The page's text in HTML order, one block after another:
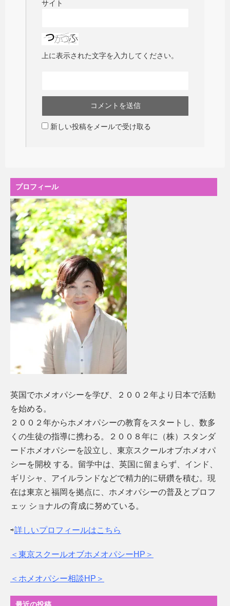
サイト
上に表示された文字を入力してください。
新しい投稿をメールで受け取る
プロフィール
英国でホメオパシーを学び、２００２年より日本で活動
を始める。
２００２年からホメオパシーの教育をスタートし、数多
くの生徒の指導に携わる。２００８年に（株）スタンダ
ードホメオパシーを設立し、東京スクールオブホメオパ
シーを開校 する。留学中は、英国に留まらず、インド、
ギリシャ、アイルランドなどで精力的に研鑽を積む。現
在は東京と福岡を拠点に、ホメオパシーの普及とプロフ
ェッ ショナルの育成に努めている。
⇨詳しいプロフィールはこちら
＜東京スクールオブホメオパシーHP＞
＜ホメオパシー相談HP＞
最近の投稿